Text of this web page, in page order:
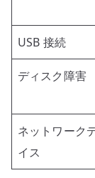
USB 接続
ディスク障害
ネットワーク
イス